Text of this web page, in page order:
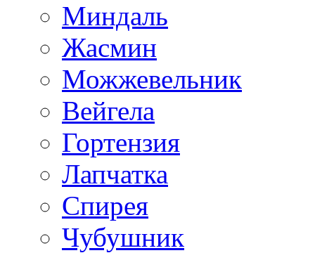
Миндаль
Жасмин
Можжевельник
Вейгела
Гортензия
Лапчатка
Спирея
Чубушник